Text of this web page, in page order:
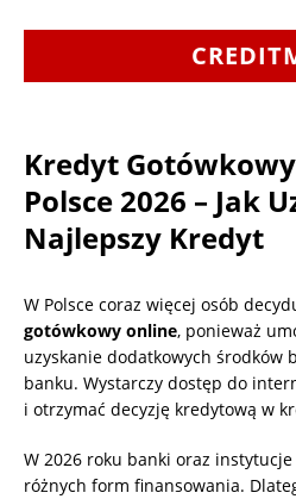
Kredyt
Polsce 2026 – Jak
Najlepszy Kredyt
W Polsce coraz więcej osób
gotówkowy online, ponieważ
uzyskanie dodatkowych środków
banku. Wystarczy dostęp do
i otrzymać decyzję kredytową w
W 2026 roku banki oraz
różnych form finansowania.